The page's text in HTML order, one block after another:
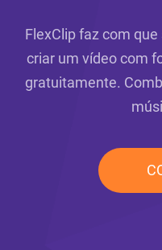
FlexClip faz com
criar um vídeo com
gratuitamente.